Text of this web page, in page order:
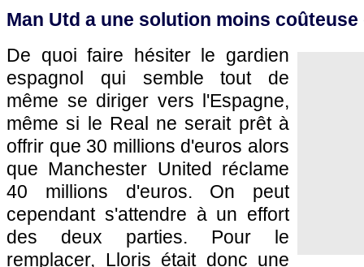
Man Utd a une solution moins
De quoi faire hésiter le gardien
espagnol qui semble tout de
même se diriger vers l'Espagne,
même si le Real ne serait prêt à
offrir que 30 millions d'euros alors
que Manchester United réclame
40 millions d'euros. On peut
cependant s'attendre à un effort
des deux parties. Pour le
remplacer, Lloris était donc une